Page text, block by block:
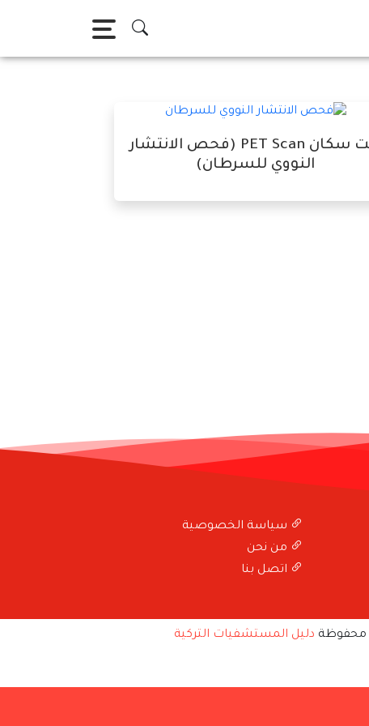
بيت سكان PET Scan (فحص الانتشار
النووي للسرطان)
سياسة الخصوصية
من نحن
اتصل بنا
محفوظة دليل المستشفيات التركية